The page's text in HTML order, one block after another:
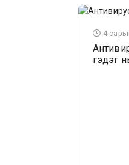
4
гэдэг